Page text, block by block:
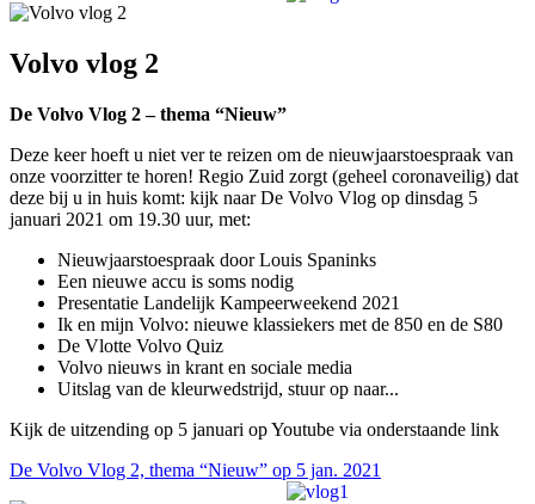
Volvo vlog 2
De Volvo Vlog 2 – thema “Nieuw”
Deze keer hoeft u niet ver te reizen om de nieuwjaarstoespraak van
onze voorzitter te horen! Regio Zuid zorgt (geheel coronaveilig) dat
deze bij u in huis komt: kijk naar De Volvo Vlog op dinsdag 5
januari 2021 om 19.30 uur, met:
Nieuwjaarstoespraak door Louis Spaninks
Een nieuwe accu is soms nodig
Presentatie Landelijk Kampeerweekend 2021
Ik en mijn Volvo: nieuwe klassiekers met de 850 en de S80
De Vlotte Volvo Quiz
Volvo nieuws in krant en sociale media
Uitslag van de kleurwedstrijd, stuur op naar...
Kijk de uitzending op 5 januari op Youtube via onderstaande link
De Volvo Vlog 2, thema “Nieuw” op 5 jan. 2021